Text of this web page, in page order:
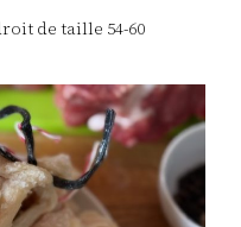
de taille 54-60